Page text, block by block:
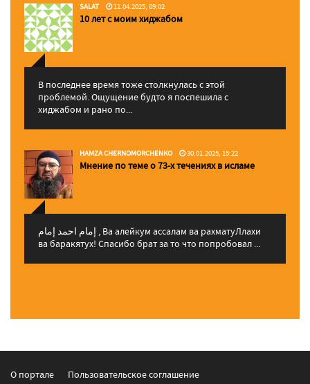
SALAT 11.04.2025, 09:02
10 лет с моим хиджабом
В последнее время тоже столкнулась с этой
проблемой. Ощущение будто я поспешила с
хиджабом и рано по...
HAMZA CHERNOMORCHENKO 30.01.2025, 15:22
Мнение по теме о 73-х течениях в исламе
إمام احمد إمام , Ва алейкум ассалам ва рахматуЛлахи
ва баракятух! Спасибо брат за то что попробовал ...
О портале Пользовательское соглашение